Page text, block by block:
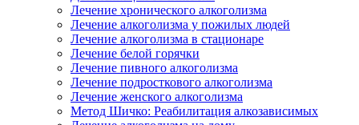
Лечение хронического алкоголизма
Лечение алкоголизма у пожилых людей
Лечение алкоголизма в стационаре
Лечение белой горячки
Лечение пивного алкоголизма
Лечение подросткового алкоголизма
Лечение женского алкоголизма
Метод Шичко: Реабилитация алкозависимых